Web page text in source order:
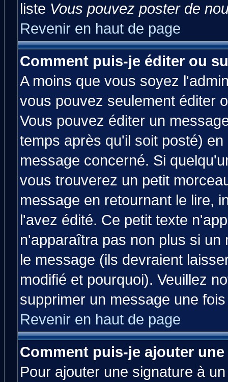
liste Vous pouvez poster de
Revenir en haut de page
Comment puis-je éditer ou
A moins que vous soyez
vous pouvez seulement éditer
Vous pouvez éditer un
temps après qu'il soit posté)
message concerné. Si
vous trouverez un petit
message en retournant le lire,
l'avez édité. Ce petit texte
n'apparaîtra pas non plus si
le message (ils devraient
modifié et pourquoi). Veuillez
supprimer un message une
Revenir en haut de page
Comment puis-je ajouter
Pour ajouter une signature à